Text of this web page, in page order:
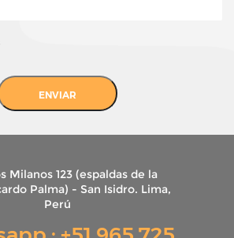
ENVIAR
Milanos 123 (espaldas de la
Palma) - San Isidro. Lima,
Perú